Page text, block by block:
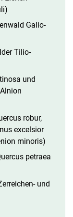
Galio-
Tilio-
und
robur,
excelsior
minoris)
petraea
und